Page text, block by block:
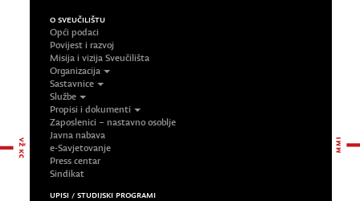
O SVEUČILIŠTU
Opći podaci
Povijest i razvoj
Misija i vizija Sveučilišta
Organizacija
Sastavnice
Službe
Propisi i dokumenti
Zaposlenici – nastavno osoblje
Javna nabava
e-Savjetovanje
Press centar
Sindikat
UPISI / STUDIJSKI PROGRAMI